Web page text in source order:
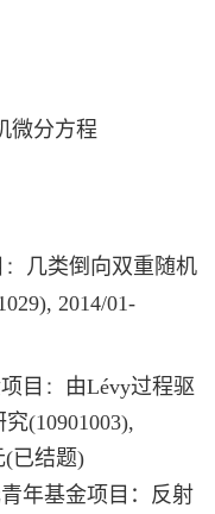
微分方程
：
几类倒向双重随机
2014/01-
目 ： 由Lévy过程驱
究(10901003),
(已结题)
年基金项目：反射